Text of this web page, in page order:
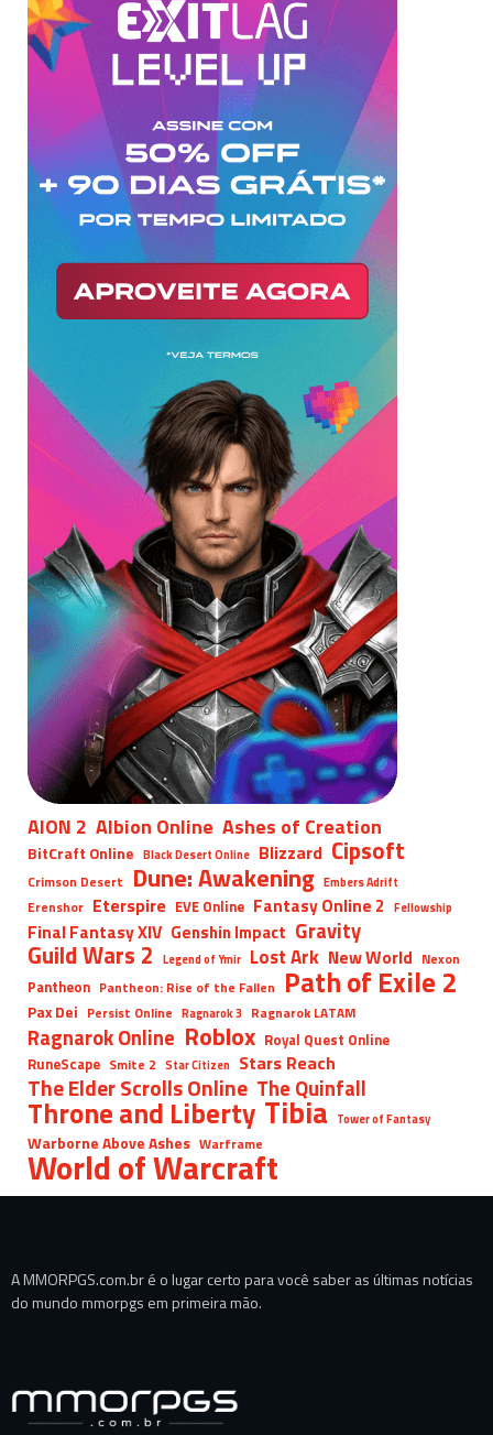
AION 2 Albion Online Ashes of Creation
BitCraft Online Black Desert Online Blizzard Cipsoft
Crimson Desert Dune: Awakening Embers Adrift
Erenshor Eterspire EVE Online Fantasy Online 2 Fellowship
Final Fantasy XIV Genshin Impact Gravity
Guild Wars 2 Legend of Ymir Lost Ark New World Nexon
Pantheon Pantheon: Rise of the Fallen Path of Exile 2
Pax Dei Persist Online Ragnarok 3 Ragnarok LATAM
Ragnarok Online Roblox Royal Quest Online
RuneScape Smite 2 Star Citizen Stars Reach
The Elder Scrolls Online The Quinfall
Throne and Liberty Tibia Tower of Fantasy
Warborne Above Ashes Warframe
World of Warcraft
A MMORPGS.com.br é o lugar certo para você saber as últimas notícias
do mundo mmorpgs em primeira mão.